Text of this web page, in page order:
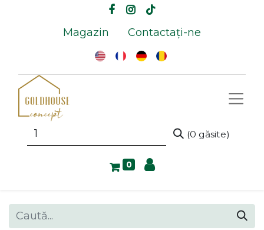
Magazin Contactați-ne
(0 găsite)
0